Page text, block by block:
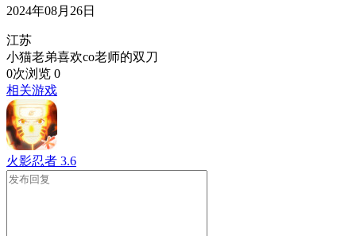
2024年08月26日
江苏
小猫老弟喜欢co老师的双刀
0次浏览 0
相关游戏
火影忍者 3.6